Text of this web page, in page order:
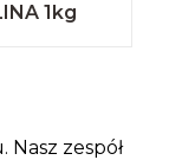
1kg
zespół